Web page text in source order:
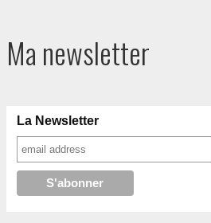
Ma newsletter
La Newsletter